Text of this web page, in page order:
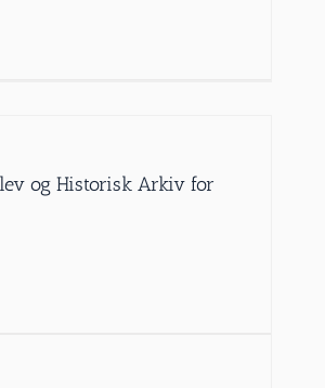
og Historisk Arkiv for